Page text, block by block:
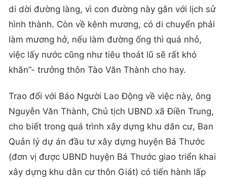
di dời đường làng, vì con đường này gắn với lịch sử
hình thành. Còn về kênh mương, có di chuyển phải
làm mương hở, nếu làm đường ống thì quá nhỏ,
việc lấy nước cũng như tiêu thoát lũ sẽ rất khó
khăn”- trưởng thôn Tào Văn Thành cho hay.
Trao đổi với Báo Người Lao Động về việc này, ông
Nguyễn Văn Thành, Chủ tịch UBND xã Điền Trung,
cho biết trong quá trình xây dựng khu dân cư, Ban
Quản lý dự án đầu tư xây dựng huyện Bá Thước
(đơn vị được UBND huyện Bá Thước giao triển khai
xây dựng khu dân cư thôn Giát) có tiến hành lấp